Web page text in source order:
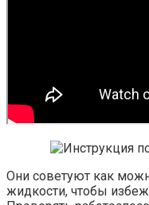
Они советуют как
жидкости, чтобы